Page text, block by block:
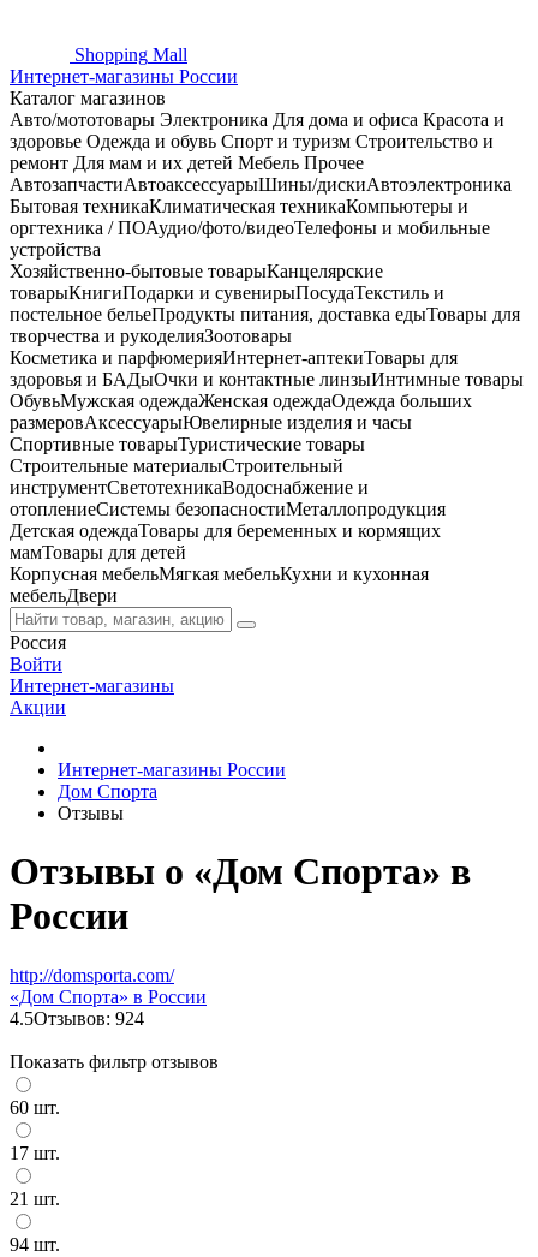
Shopping Mall
Интернет-магазины России
Каталог магазинов
Авто/мототовары Электроника Для дома и офиса Красота и
здоровье Одежда и обувь Спорт и туризм Строительство и
ремонт Для мам и их детей Мебель Прочее
АвтозапчастиАвтоаксессуарыШины/дискиАвтоэлектроника
Бытовая техникаКлиматическая техникаКомпьютеры и
оргтехника / ПОАудио/фото/видеоТелефоны и мобильные
устройства
Хозяйственно-бытовые товарыКанцелярские
товарыКнигиПодарки и сувенирыПосудаТекстиль и
постельное бельеПродукты питания, доставка едыТовары для
творчества и рукоделияЗоотовары
Косметика и парфюмерияИнтернет-аптекиТовары для
здоровья и БАДыОчки и контактные линзыИнтимные товары
ОбувьМужская одеждаЖенская одеждаОдежда больших
размеровАксессуарыЮвелирные изделия и часы
Спортивные товарыТуристические товары
Строительные материалыСтроительный
инструментСветотехникаВодоснабжение и
отоплениеСистемы безопасностиМеталлопродукция
Детская одеждаТовары для беременных и кормящих
мамТовары для детей
Корпусная мебельМягкая мебельКухни и кухонная
мебельДвери
Россия
Войти
Интернет-магазины
Акции
Интернет-магазины России
Дом Спорта
Отзывы
Отзывы о «Дом Спорта» в
России
http://domsporta.com/
«Дом Спорта» в России
4.5Отзывов: 924
Показать фильтр отзывов
60 шт.
17 шт.
21 шт.
94 шт.